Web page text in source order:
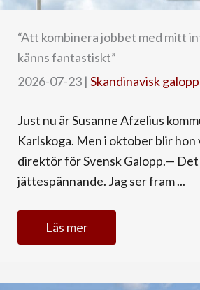
“Att kombinera jobbet med mitt
känns fantastiskt”
2026-07-23 | Skandinavisk galopp
Just nu är Susanne Afzelius
Karlskoga. Men i oktober blir
direktör för Svensk Galopp.— Det
jättespännande. Jag ser fram ...
Läs mer